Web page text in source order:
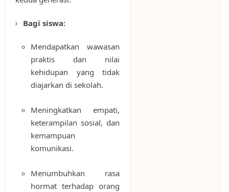
Bagi siswa:
Mendapatkan wawasan
praktis dan nilai
kehidupan yang tidak
diajarkan di sekolah.
Meningkatkan empati,
keterampilan sosial, dan
kemampuan
komunikasi.
Menumbuhkan rasa
hormat terhadap orang